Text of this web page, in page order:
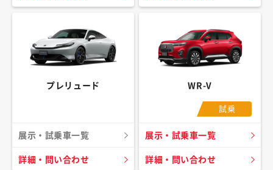
プレリュード
展示・試乗車一覧
詳細・問い合わせ
WR-V
試乗
展示・試乗車一覧
詳細・問い合わせ